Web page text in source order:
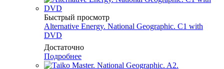
Быстрый просмотр
Alternative Energy. National Geographic. C1 with
DVD
Достаточно
Подробнее